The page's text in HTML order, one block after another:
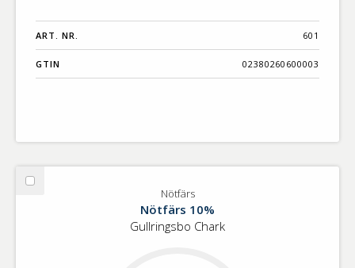
ART. NR. 601
GTIN 02380260600003
Välj
Nötfärs
Nötfärs 10%
Gullringsbo Chark